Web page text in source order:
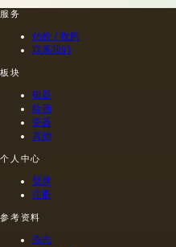
服务
估价 / 收购
联系我们
板块
银器
绘画
瓷器
其他
个人中心
登录
注册
参考资料
杂志